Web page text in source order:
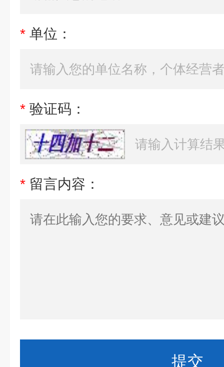
* 单位：
* 验证码：
* 留言内容：